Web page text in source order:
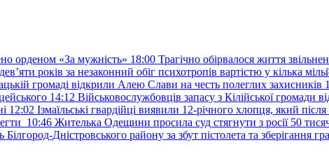
орденом «За мужність» 18:00 Трагічно обірвалося життя
років за незаконний обіг психотропів вартістю у кілька
громаді відкрили Алею Слави на честь полеглих захисників
14:12 Військовослужбовців запасу з Кілійської громади
12:02 Ізмаїльські гвардійці виявили 12-річного хлопця, який
10:46 Жителька Одещини просила суд стягнути з росії 50
Дністровського району за збут пістолета та зберігання